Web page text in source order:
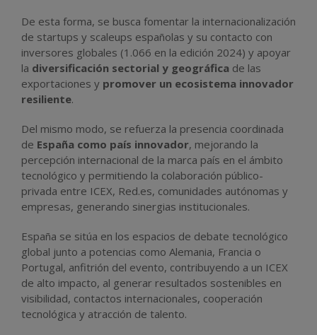
De esta forma, se busca fomentar la internacionalización
de startups y scaleups españolas y su contacto con
inversores globales (1.066 en la edición 2024) y apoyar
la diversificación sectorial y geográfica de las
exportaciones y promover un ecosistema innovador
resiliente.
Del mismo modo, se refuerza la presencia coordinada
de España como país innovador, mejorando la
percepción internacional de la marca país en el ámbito
tecnológico y permitiendo la colaboración público-
privada entre ICEX, Red.es, comunidades autónomas y
empresas, generando sinergias institucionales.
España se sitúa en los espacios de debate tecnológico
global junto a potencias como Alemania, Francia o
Portugal, anfitrión del evento, contribuyendo a un ICEX
de alto impacto, al generar resultados sostenibles en
visibilidad, contactos internacionales, cooperación
tecnológica y atracción de talento.